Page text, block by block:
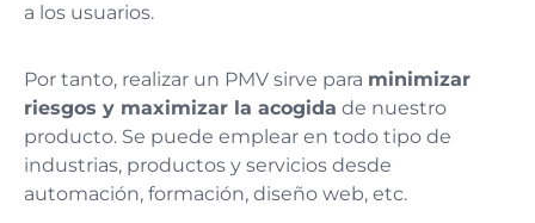
a los usuarios.
Por tanto, realizar un PMV sirve para minimizar
riesgos y maximizar la acogida de nuestro
producto. Se puede emplear en todo tipo de
industrias, productos y servicios desde
automación, formación, diseño web, etc.